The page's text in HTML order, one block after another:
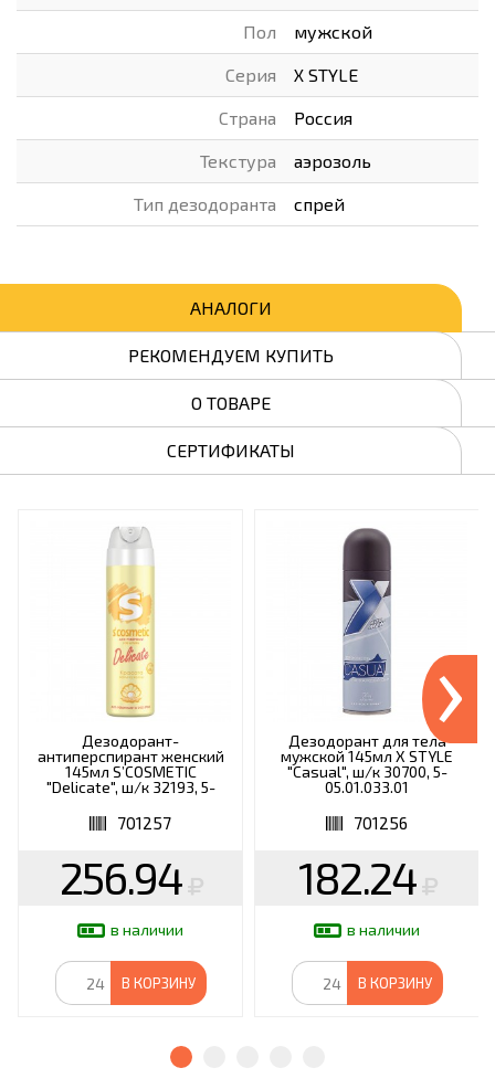
Пол мужской
Серия X STYLE
Страна Россия
Текстура аэрозоль
Тип дезодоранта спрей
АНАЛОГИ
РЕКОМЕНДУЕМ КУПИТЬ
О ТОВАРЕ
СЕРТИФИКАТЫ
Дезодорант-
антиперспирант женский
145мл S’COSMETIC
"Delicate", ш/к 32193, 5-
701257
256.94
в наличии
В КОРЗИНУ
Дезодорант для тела
мужской 145мл X STYLE
"Casual", ш/к 30700, 5-
05.01.033.01
701256
182.24
в наличии
В КОРЗИНУ
›